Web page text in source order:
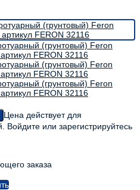
Цена действует для
Войдите или зарегистрируйтесь
заказа